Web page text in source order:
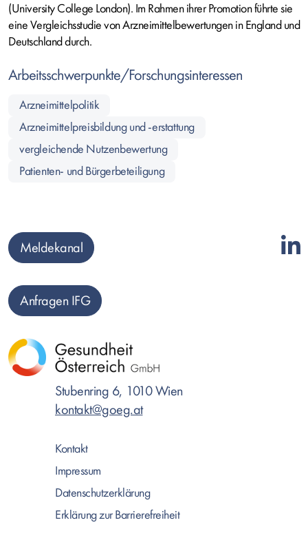
(University College London). Im Rahmen ihrer Promotion führte sie
eine Vergleichsstudie von Arzneimittelbewertungen in England und
Deutschland durch.
Arbeitsschwerpunkte/Forschungsinteressen
Arzneimittelpolitik
Arzneimittelpreisbildung und -erstattung
vergleichende Nutzenbewertung
Patienten- und Bürgerbeteiligung
Stubenring 6, 1010 Wien
kontakt@goeg.at
Kontakt
Impressum
Datenschutzerklärung
Erklärung zur Barrierefreiheit
Meldekanal
Anfragen IFG